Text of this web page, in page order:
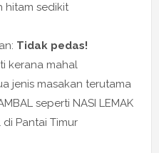
hitam sedikit
Tidak pedas!
kerana mahal
jenis masakan terutama
seperti NASI LEMAK
Pantai Timur